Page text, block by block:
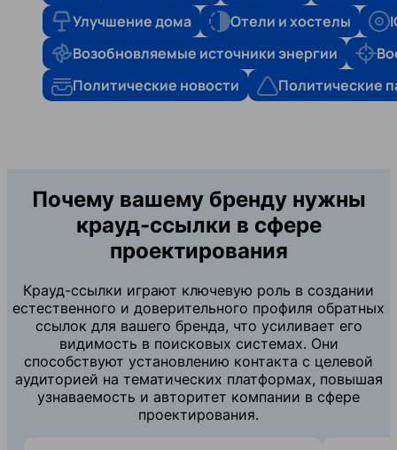
Улучшение дома
Отели и хостелы
Возобновляемые источники энергии
Политические новости
Политические
Почему вашему бренду нужны
крауд-ссылки в сфере
проектирования
Крауд-ссылки играют ключевую роль в создании
естественного и доверительного профиля обратных
ссылок для вашего бренда, что усиливает его
видимость в поисковых системах. Они
способствуют установлению контакта с целевой
аудиторией на тематических платформах, повышая
узнаваемость и авторитет компании в сфере
проектирования.